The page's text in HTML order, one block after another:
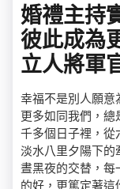
婚禮主持
彼此成為
立人將軍
幸福不是別人願意
更多如同我們，
千多個日子裡，從
淡水八里夕陽下
晝黑夜的交替，每
的好，更篤定著這